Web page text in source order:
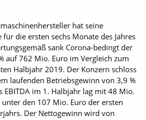
hat seine
die ersten sechs Monate des Jahres
sank Corona-bedingt der
auf 762 Mio. Euro im Vergleich zum
Halbjahr 2019. Der Konzern schloss
laufenden Betriebsgewinn von 3,9 %
EBITDA im 1. Halbjahr lag mit 48 Mio.
den 107 Mio. Euro der ersten
Der Nettogewinn wird von